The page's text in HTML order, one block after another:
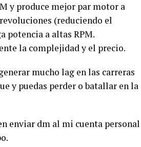
y produce mejor par motor a
(reduciendo el
potencia a altas RPM.
la complejidad y el precio.
mucho lag en las carreras
y puedas perder o batallar en la
enviar dm al mi cuenta personal